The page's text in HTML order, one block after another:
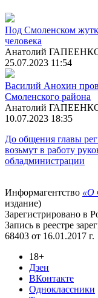
Под Смоленском
человека
Анатолий
25.07.2023 11:54
Василий Анохин
Смоленского района
Анатолий
10.07.2023 18:35
До общения главы
возьмут в работу
обладминистрации
Информагентство «О
издание)
Зарегистрировано в
Запись в реестре
68403 от 16.01.2017 г.
18+
Дзен
ВКонтакте
Одноклассники